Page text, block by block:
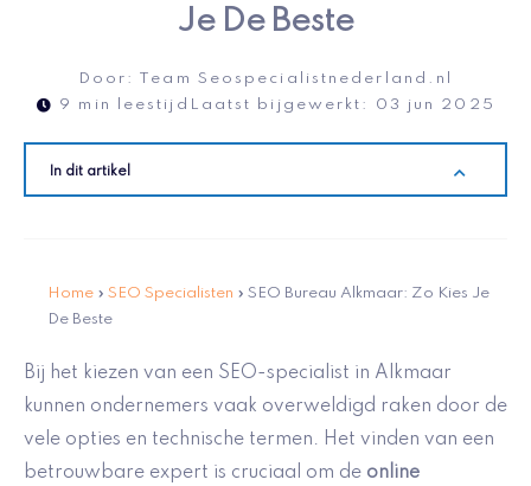
Je De Beste
Door:
Team Seospecialistnederland.nl
9 min leestijd Laatst bijgewerkt: 03 jun 2025
In dit artikel
Home » SEO Specialisten » SEO Bureau Alkmaar: Zo Kies Je
De Beste
Bij het kiezen van een SEO-specialist in Alkmaar
kunnen ondernemers vaak overweldigd raken door de
vele opties en technische termen. Het vinden van een
betrouwbare expert is cruciaal om de online